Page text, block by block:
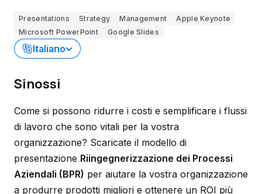
Presentations Strategy Management
Apple Keynote
Microsoft PowerPoint
Google Slides
Italiano
Sinossi
Come si possono ridurre i costi e semplificare i flussi
di lavoro che sono vitali per la vostra
organizzazione? Scaricate il modello di
presentazione Riingegnerizzazione dei Processi
Aziendali (BPR) per aiutare la vostra organizzazione
a produrre prodotti migliori e ottenere un ROI più